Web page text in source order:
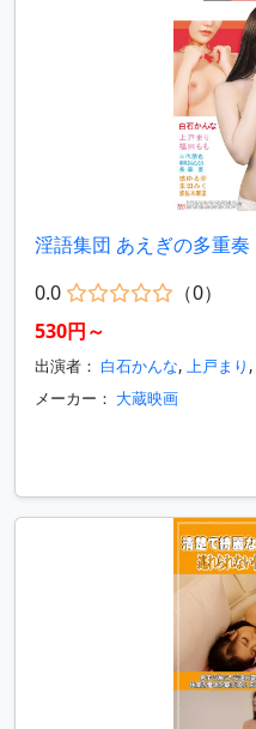
淫語集団 あえぎの多重奏
0.0
（0）
530円～
出演者： 白石かんな, 上戸まり ,
メーカー： 大蔵映画